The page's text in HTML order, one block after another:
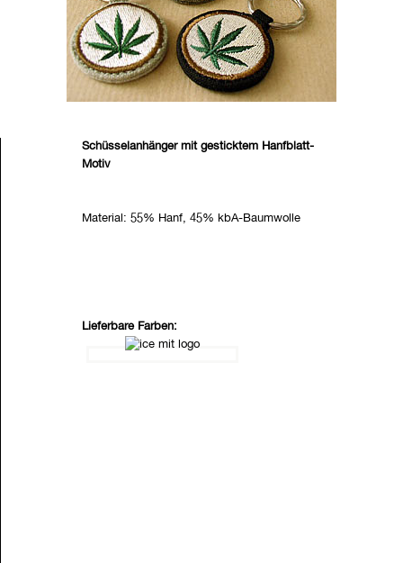
Schüsselanhänger mit gesticktem Hanfblatt-
Motiv
Material: 55% Hanf, 45% kbA-Baumwolle
Lieferbare Farben: